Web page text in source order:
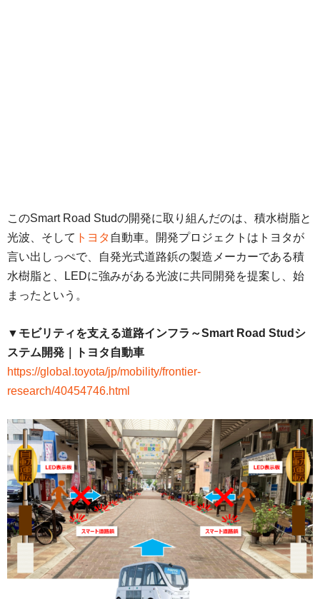
このSmart Road Studの開発に取り組んだのは、積水樹脂と
光波、そして トヨタ 自動車。開発プロジェクトはトヨタが
言い出しっぺで、自発光式道路鋲の製造メーカーである積
水樹脂と、LEDに強みがある光波に共同開発を提案し、始
まったという。
▼モビリティを支える道路インフラ～Smart Road Studシ
ステム開発｜トヨタ自動車
https://global.toyota/jp/mobility/frontier-
research/40454746.html